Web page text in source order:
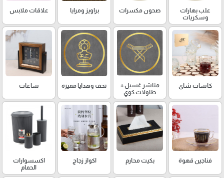
علب بهارات
وسكريات
صحون مكسرات براويز ومرايا علاقات ملابس
كاسات شاي
مناشر غسيل +
طاولات كوي
تحف وهدايا مميزة ساعات
فناجين قهوة بكيت محارم اكواز زجاج
اكسسوارات
الحمام